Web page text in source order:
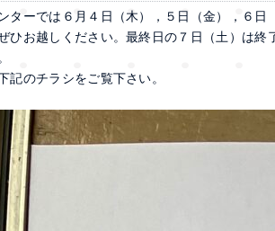
ターでは６月４日（木），５日（金），６
ひお越しください。最終日の７日（土）は
記のチラシをご覧下さい。